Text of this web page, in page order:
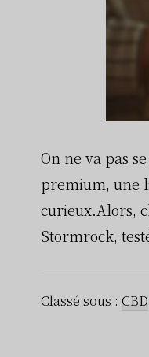
On ne va pas
premium, une
curieux.Alors,
Stormrock,
Classé sous : CBD